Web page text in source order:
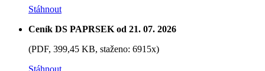
Stáhnout
Ceník DS PAPRSEK od 21. 07. 2026
(PDF, 399,45 KB, staženo: 6915x)
Stáhnout